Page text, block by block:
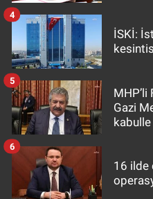
İSKİ:
4
MHP’li
Gazi
kabulle
5
16 ilde
6